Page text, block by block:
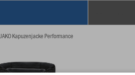
JAKO Kapuzenjacke Performance